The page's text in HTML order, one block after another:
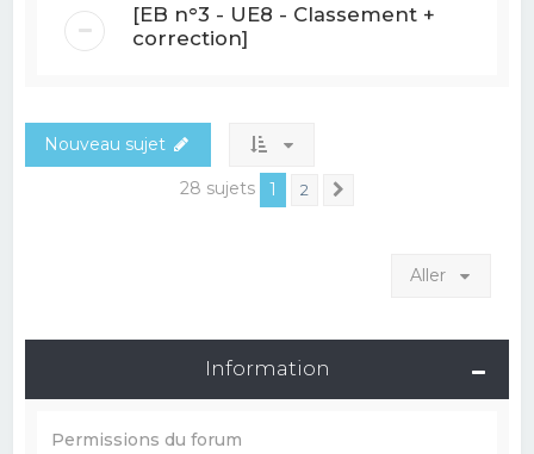
[EB n°3 - UE8 - Classement +
correction]
Nouveau sujet
28 sujets 1 2
Aller
Information
Permissions du forum